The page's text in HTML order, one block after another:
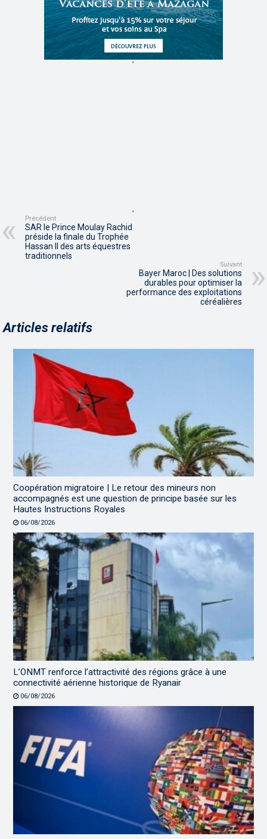
,
Précédent
SAR le Prince Moulay Rachid
préside la finale du Trophée
Hassan II des arts équestres
traditionnels
Suivant
Bayer Maroc | Des solutions
durables pour optimiser la
performance des exploitations
céréalières
Articles relatifs
Coopération migratoire | Le retour des mineurs non
accompagnés est une question de principe basée sur les
Hautes Instructions Royales
06/08/2026
L’ONMT renforce l’attractivité des régions grâce à une
connectivité aérienne historique de Ryanair
06/08/2026